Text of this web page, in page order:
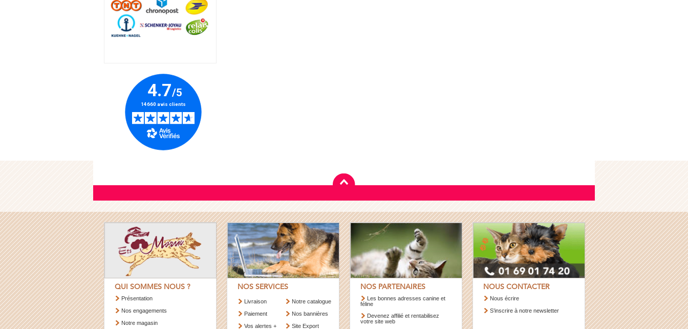
QUI SOMMES NOUS ?
Présentation
Nos engagements
Notre magasin
NOS SERVICES
Livraison
Paiement
Vos alertes +
Notre catalogue
Nos bannières
Site Export
NOS PARTENAIRES
Les bonnes adresses canine et
féline
Devenez affilié et rentabilisez
votre site web
NOUS CONTACTER
Nous écrire
S’inscrire à notre newsletter